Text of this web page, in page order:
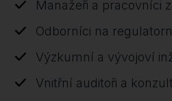
Manažeři a pracovníci
Odborníci na
Výzkumní a vývojoví
Vnitřní auditoři a